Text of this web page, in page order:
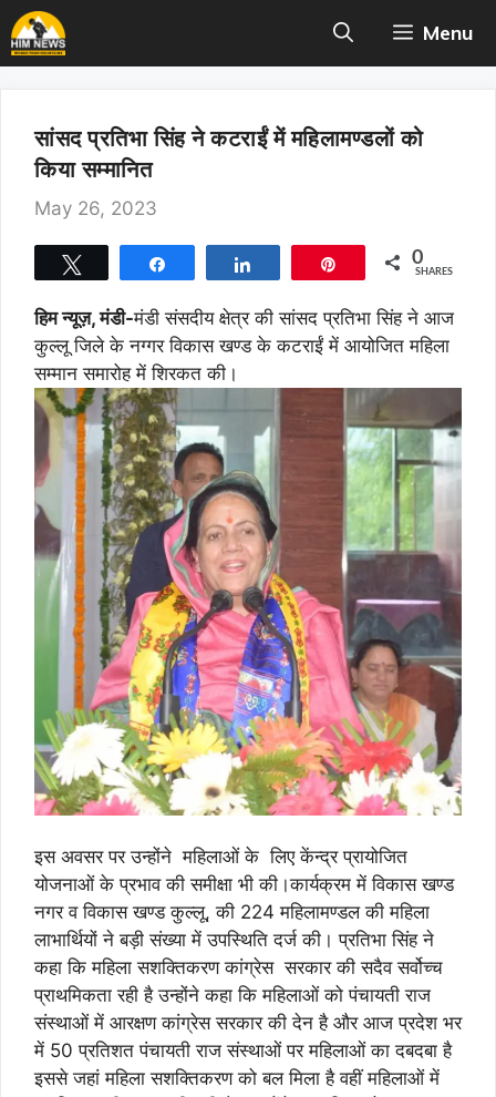
Skip
to
content
Menu
सांसद प्रतिभा सिंह ने कटराईं में महिलामण्डलों को
किया सम्मानित
May 26, 2023
0
SHARES
हिम न्यूज़, मंडी-मंडी संसदीय क्षेत्र की सांसद प्रतिभा सिंह ने आज
कुल्लू जिले के नग्गर विकास खण्ड के कटराईं में आयोजित महिला
सम्मान समारोह में शिरकत की।
इस अवसर पर उन्होंने महिलाओं के लिए केंन्द्र प्रायोजित
योजनाओं के प्रभाव की समीक्षा भी की।कार्यक्रम में विकास खण्ड
नगर व विकास खण्ड कुल्लू, की 224 महिलामण्डल की महिला
लाभार्थियों ने बड़ी संख्या में उपस्थिति दर्ज की। प्रतिभा सिंह ने
कहा कि महिला सशक्तिकरण कांग्रेस सरकार की सदैव सर्वोच्च
प्राथमिकता रही है उन्होंने कहा कि महिलाओं को पंचायती राज
संस्थाओं में आरक्षण कांग्रेस सरकार की देन है और आज प्रदेश भर
में 50 प्रतिशत पंचायती राज संस्थाओं पर महिलाओं का दबदबा है
इससे जहां महिला सशक्तिकरण को बल मिला है वहीं महिलाओं में